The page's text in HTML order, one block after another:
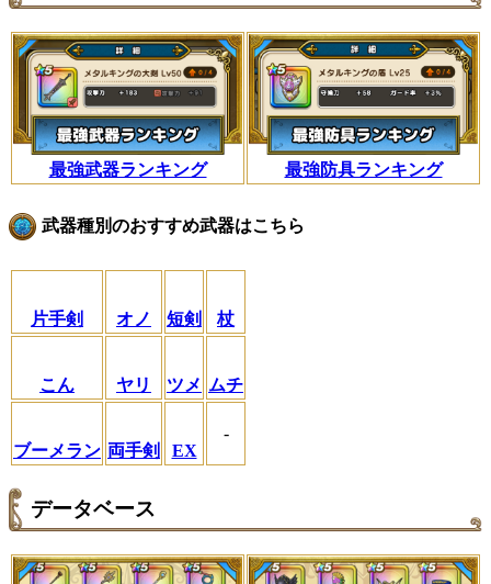
最強武器ランキング 最強防具ランキング
武器種別のおすすめ武器はこちら
片手剣 オノ 短剣 杖
こん ヤリ ツメ ムチ
ブーメラン 両手剣 EX
-
データベース